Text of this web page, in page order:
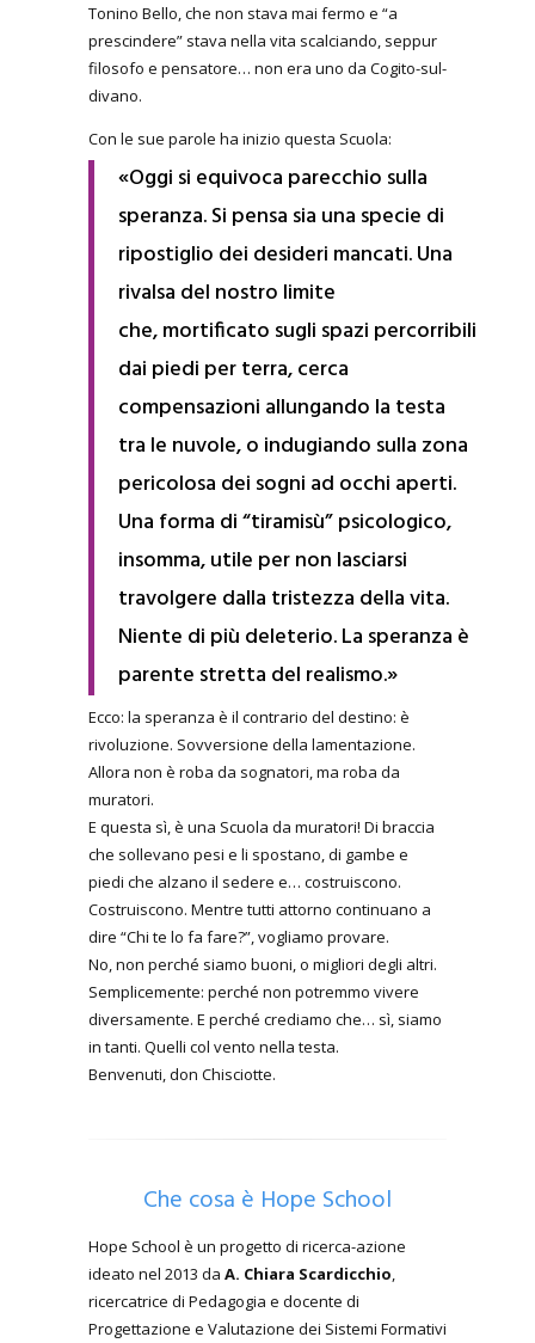
Tonino Bello, che non stava mai fermo e “a
prescindere” stava nella vita scalciando, seppur
filosofo e pensatore… non era uno da Cogito-sul-
divano.
Con le sue parole ha inizio questa Scuola:
«Oggi si equivoca parecchio sulla
speranza. Si pensa sia una specie di
ripostiglio dei desideri mancati. Una
rivalsa del nostro limite
che, mortificato sugli spazi percorribili
dai piedi per terra, cerca
compensazioni allungando la testa
tra le nuvole, o indugiando sulla zona
pericolosa dei sogni ad occhi aperti.
Una forma di “tiramisù” psicologico,
insomma, utile per non lasciarsi
travolgere dalla tristezza della vita.
Niente di più deleterio. La speranza è
parente stretta del realismo.»
Ecco: la speranza è il contrario del destino: è
rivoluzione. Sovversione della lamentazione.
Allora non è roba da sognatori, ma roba da
muratori.
E questa sì, è una Scuola da muratori! Di braccia
che sollevano pesi e li spostano, di gambe e
piedi che alzano il sedere e… costruiscono.
Costruiscono. Mentre tutti attorno continuano a
dire “Chi te lo fa fare?”, vogliamo provare.
No, non perché siamo buoni, o migliori degli altri.
Semplicemente: perché non potremmo vivere
diversamente. E perché crediamo che… sì, siamo
in tanti. Quelli col vento nella testa.
Benvenuti, don Chisciotte.
Che cosa è Hope School
Hope School è un progetto di ricerca-azione
ideato nel 2013 da A. Chiara Scardicchio
ricercatrice di Pedagogia e docente di
Progettazione e Valutazione dei Sistemi Formativi